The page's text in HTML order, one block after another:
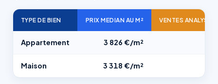
TYPE DE BIEN PRIX MEDIAN AU M² VENTES
Appartement 3 826 €/m²
Maison 3 318 €/m²